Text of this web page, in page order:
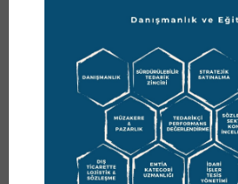
Pazarlama ve Satış
o Pazarlama Trendleri
o Yeşil Aklama